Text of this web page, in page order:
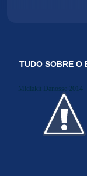
TUDO SOBRE O
Midiakit Danosse 2014